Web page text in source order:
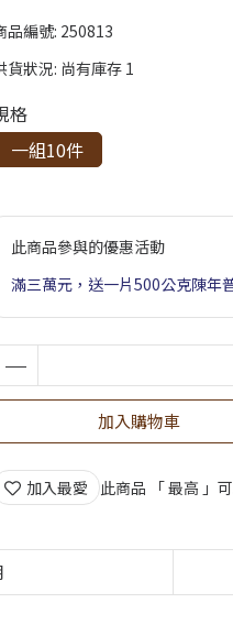
品編號: 250813
貨狀況: 尚有庫存 1
格
一組10件
此商品參與的優惠活動
滿三萬元，送一片500公克陳年
加入購物車
加入最愛 此商品 「 最高 」